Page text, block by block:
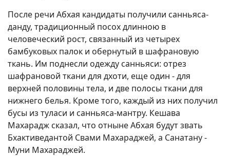
После речи Абхая кандидаты получили санньяса-
данду, традиционный посох длинною в
человеческий рост, связанный из четырех
бамбуковых палок и обернутый в шафрановую
ткань. Им поднесли одежду санньяси: отрез
шафрановой ткани для дхоти, еще один - для
верхней половины тела, и две полосы ткани для
нижнего белья. Кроме того, каждый из них получил
бусы из туласи и санньяса-мантру. Кешава
Махарадж сказал, что отныне Абхая будут звать
Бхактиведантой Свами Махараджей, а Санатану -
Муни Махараджей.